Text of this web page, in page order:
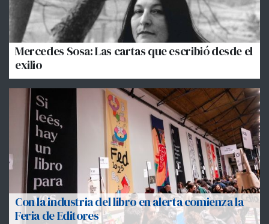
Con la industria del libro en alerta comienza la
Feria de Editores
Mercedes Sosa: Las cartas que escribió desde el
exilio